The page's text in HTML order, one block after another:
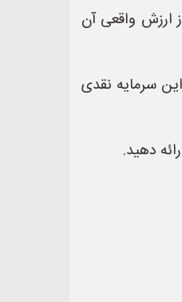
ارزش واقعی آن
سرمایه نقدی
دهید.